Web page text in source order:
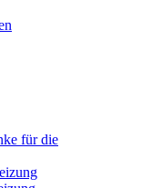
für die